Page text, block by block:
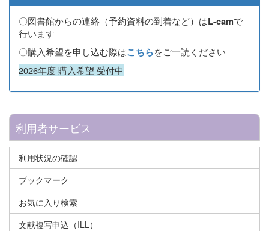
〇図書館からの連絡（予約資料の到着など）はL-camで
行います
〇購入希望を申し込む際はこちらをご一読ください
2026年度 購入希望 受付中
利用者サービス
利用状況の確認
ブックマーク
お気に入り検索
文献複写申込（ILL）